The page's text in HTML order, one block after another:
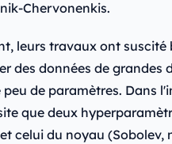
Chervonenkis.
leurs travaux ont
des données de grandes
de paramètres. Dans
que deux
celui du noyau (Sobolev,